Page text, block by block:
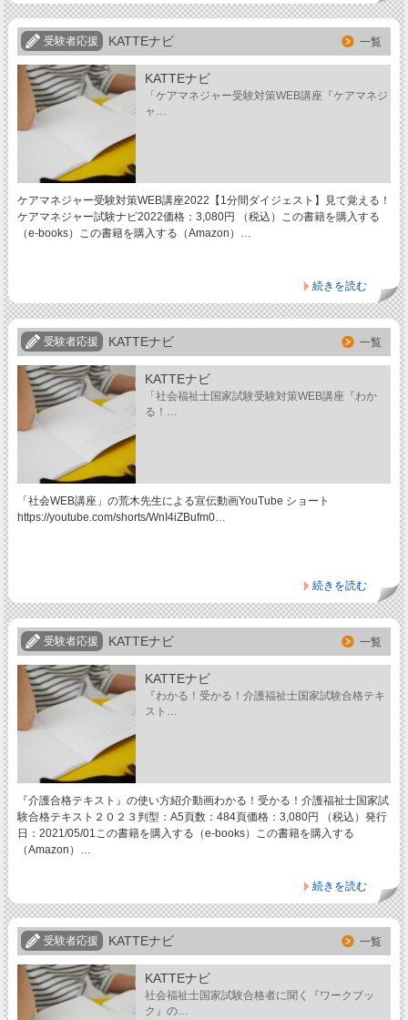
受験者応援 KATTEナビ 一覧
KATTEナビ
「ケアマネジャー受験対策WEB講座『ケアマネジ
ャ…
ケアマネジャー受験対策WEB講座2022【1分間ダイジェスト】見て覚える！
ケアマネジャー試験ナビ2022価格：3,080円 （税込）この書籍を購入する
（e-books）この書籍を購入する（Amazon）…
続きを読む
受験者応援 KATTEナビ 一覧
KATTEナビ
「社会福祉士国家試験受験対策WEB講座『わか
る！…
「社会WEB講座」の荒木先生による宣伝動画YouTube ショート
https://youtube.com/shorts/WnI4iZBufm0…
続きを読む
受験者応援 KATTEナビ 一覧
KATTEナビ
『わかる！受かる！介護福祉士国家試験合格テキ
スト…
『介護合格テキスト』の使い方紹介動画わかる！受かる！介護福祉士国家試
験合格テキスト２０２３判型：A5頁数：484頁価格：3,080円 （税込）発行
日：2021/05/01この書籍を購入する（e-books）この書籍を購入する
（Amazon）…
続きを読む
受験者応援 KATTEナビ 一覧
KATTEナビ
社会福祉士国家試験合格者に聞く『ワークブッ
ク』の…